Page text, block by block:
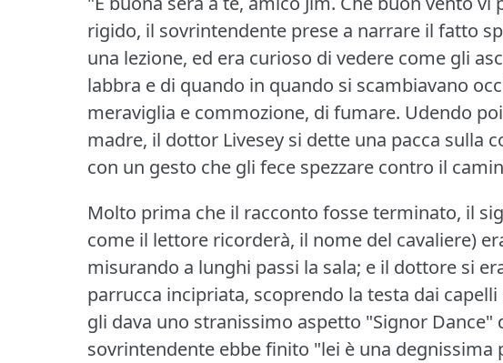
rigido, il sovrintendente prese a narrare il fatto
una lezione, ed era curioso di vedere come gli
labbra e di quando in quando si scambiavano
meraviglia e commozione, di fumare. Udendo
madre, il dottor Livesey si dette una pacca sulla
con un gesto che gli fece spezzare contro il
Molto prima che il racconto fosse terminato, il
come il lettore ricorderà, il nome del cavaliere)
misurando a lunghi passi la sala; e il dottore si
parrucca incipriata, scoprendo la testa dai
gli dava uno stranissimo aspetto "Signor Dance"
sovrintendente ebbe finito "lei è una degnissima